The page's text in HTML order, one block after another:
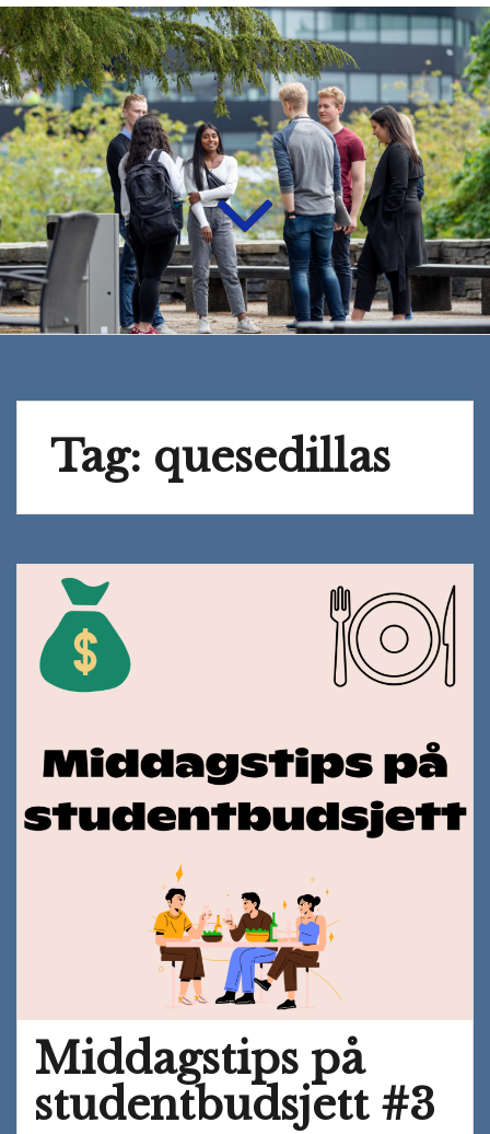
Tag: quesedillas
Middagstips på
studentbudsjett #3